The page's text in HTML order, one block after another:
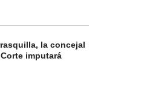
la concejal
imputará